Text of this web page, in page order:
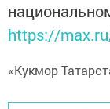
https://
«Кукмор